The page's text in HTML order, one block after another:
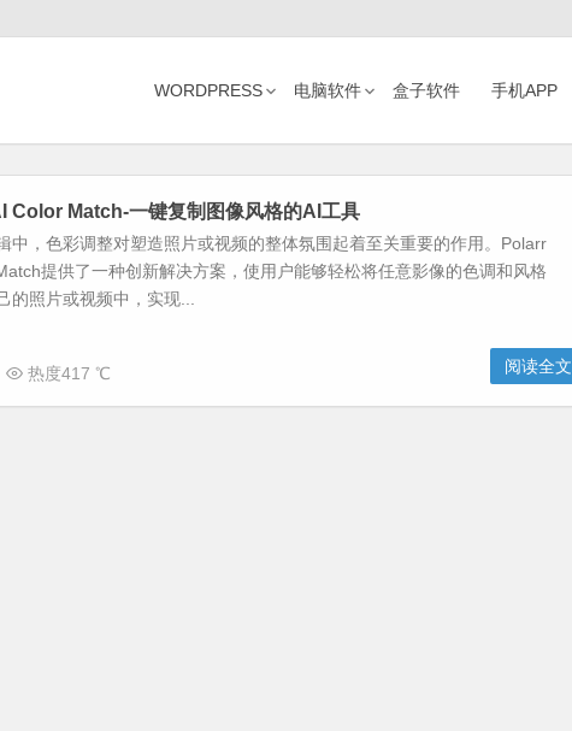
WORDPRESS 电脑软件 盒子软件 手机APP
Color Match-一键复制图像风格的AI工具
中，色彩调整对塑造照片或视频的整体氛围起着至关重要的作用。Polarr
提供了一种创新解决方案，使用户能够轻松将任意影像的色调和风格
的照片或视频中，实现...
热度417 ℃ 阅读全文